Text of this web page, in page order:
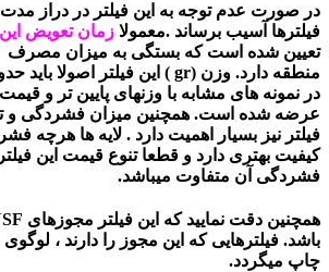
در صورت عدم توجه به این فیلتر در دراز مدت
فیلترها آسیب برساند .معمولا زمان تعویض این فیلتر از
تعیین شده است که بستگی به میزان مصرف
در نمونه های مشابه با وزنهای پایین تر و قیمت
عرضه شده است. همچنین میزان فشردگی و
فیلتر نیز بسیار اهمیت دارد . لایه ها هرچه
کیفیت بهتری دارد و قطعا تنوع قیمت این
فشردگی آن متفاوت میباشد.
باشد. فیلترهایی که این مجوز را دارند ، لوگوی
چاپ میگردد.